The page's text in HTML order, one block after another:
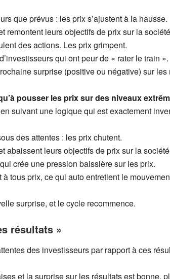
que prévus : les prix s’ajustent à la hausse.
remontent leurs objectifs de prix sur la
des actions. Les prix grimpent.
qui ont peur de « rater le train ».
surprise (positive ou négative) sur les
pousser les prix sur des niveaux
suivant une logique qui est exactement
des attentes : les prix chutent.
abaissent leurs objectifs de prix sur la
crée une pression baissière sur les prix.
tous prix, ce qui auto entretient le
surprise, et le cycle recommence.
résultats »
des investisseurs par rapport à ces
et la surprise sur les résultats est bonne,